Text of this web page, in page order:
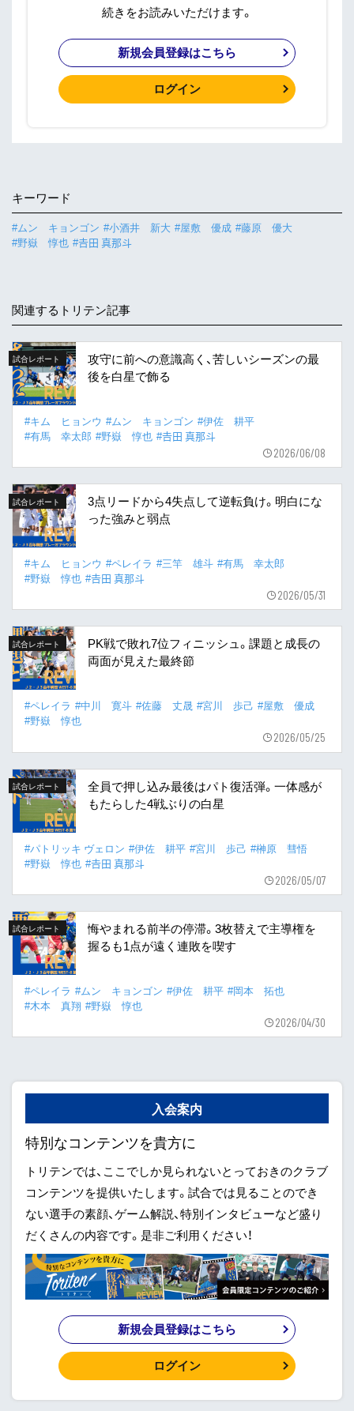
続きをお読みいただけます。
新規会員登録はこちら
ログイン
キーワード
#ムン キョンゴン #小酒井 新大 #屋敷 優成 #藤原 優大
#野嶽 惇也 #𠮷田 真那斗
関連するトリテン記事
試合レポート
攻守に前への意識高く、苦しいシーズンの最
後を白星で飾る
#キム ヒョンウ #ムン キョンゴン #伊佐 耕平
#有馬 幸太郎 #野嶽 惇也 #𠮷田 真那斗
2026/06/08
試合レポート
3点リードから4失点して逆転負け。明白にな
った強みと弱点
#キム ヒョンウ #ペレイラ #三竿 雄斗 #有馬 幸太郎
#野嶽 惇也 #𠮷田 真那斗
2026/05/31
試合レポート
PK戦で敗れ7位フィニッシュ。課題と成長の
両面が見えた最終節
#ペレイラ #中川 寛斗 #佐藤 丈晟 #宮川 歩己 #屋敷 優成
#野嶽 惇也
2026/05/25
試合レポート
全員で押し込み最後はパト復活弾。一体感が
もたらした4戦ぶりの白星
#パトリッキ ヴェロン #伊佐 耕平 #宮川 歩己 #榊原 彗悟
#野嶽 惇也 #𠮷田 真那斗
2026/05/07
試合レポート
悔やまれる前半の停滞。3枚替えで主導権を
握るも1点が遠く連敗を喫す
#ペレイラ #ムン キョンゴン #伊佐 耕平 #岡本 拓也
#木本 真翔 #野嶽 惇也
2026/04/30
入会案内
特別なコンテンツを貴方に
トリテンでは、ここでしか見られないとっておきのクラブ
コンテンツを提供いたします。試合では見ることのでき
ない選手の素顔、ゲーム解説、特別インタビューなど盛り
だくさんの内容です。是非ご利用ください！
新規会員登録はこちら
ログイン